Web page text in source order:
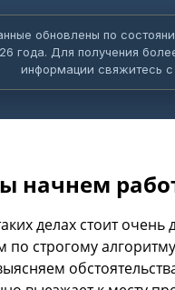
обновлены по
года. Для получения
информации свяжитесь
начнем
делах стоит
по строгому